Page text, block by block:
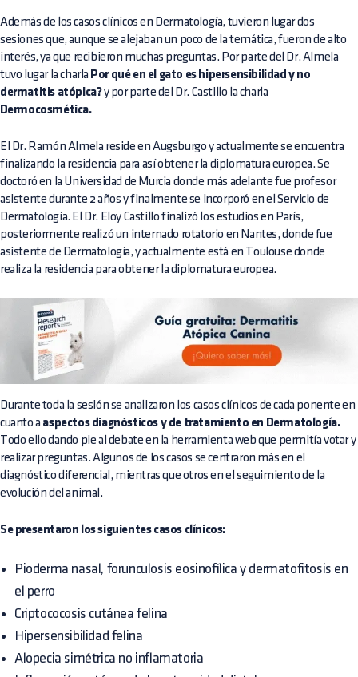
Además de los casos clínicos en Dermatología, tuvieron lugar dos
sesiones que, aunque se alejaban un poco de la temática, fueron de alto
interés, ya que recibieron muchas preguntas. Por parte del Dr. Almela
tuvo lugar la charla Por qué en el gato es hipersensibilidad y no
dermatitis atópica?y por parte del Dr. Castillo la charla
Dermocosmética.
El Dr. Ramón Almela reside en Augsburgo y actualmente se encuentra
finalizando la residencia para así obtener la diplomatura europea. Se
doctoró en la Universidad de Murcia donde más adelante fue profesor
asistente durante 2 años y finalmente se incorporó en el Servicio de
Dermatología. El Dr. Eloy Castillo finalizó los estudios en París,
posteriormente realizó un internado rotatorio en Nantes, donde fue
asistente de Dermatología, y actualmente está en Toulouse donde
realiza la residencia para obtener la diplomatura europea.
Durante toda la sesión se analizaron los casos clínicos de cada ponente en
cuanto a aspectos diagnósticos y de tratamiento en Dermatología.
Todo ello dando pie al debate en la herramienta web que permitía votar y
realizar preguntas. Algunos de los casos se centraron más en el
diagnóstico diferencial, mientras que otros en el seguimiento de la
evolución del animal.
Se presentaron los siguientes casos clínicos:
Pioderma nasal, forunculosis eosinofílica y dermatofitosis en
el perro
Criptococosis cutánea felina
Hipersensibilidad felina
Alopecia simétrica no inflamatoria